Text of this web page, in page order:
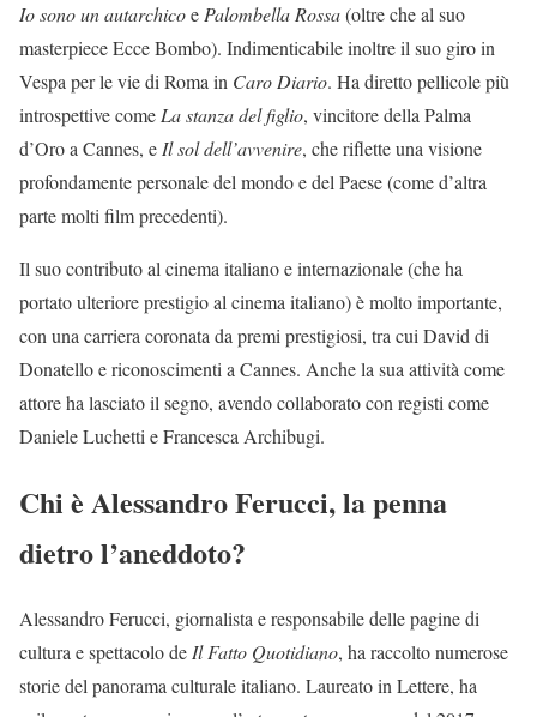
Io sono un autarchicoePalombella Rossa(oltre che al suo
masterpiece Ecce Bombo). Indimenticabile inoltre il suo giro in
Vespa per le vie di Roma in Caro Diario. Ha diretto pellicole più
introspettive comeLa stanza del figlio, vincitore della Palma
d’Oro a Cannes, eIl sol dell’avvenire, che riflette una visione
profondamente personale del mondo e del Paese (come d’altra
parte molti film precedenti).
Il suo contributo al cinema italiano e internazionale (che ha
portato ulteriore prestigio al cinema italiano) è molto importante,
con una carriera coronata da premi prestigiosi, tra cui David di
Donatello e riconoscimenti a Cannes. Anche la sua attività come
attore ha lasciato il segno, avendo collaborato con registi come
Daniele Luchetti e Francesca Archibugi.
Chi è Alessandro Ferucci, la penna
dietro l’aneddoto?
Alessandro Ferucci, giornalista e responsabile delle pagine di
cultura e spettacolo deIl Fatto Quotidiano, ha raccolto numerose
storie del panorama culturale italiano. Laureato in Lettere, ha